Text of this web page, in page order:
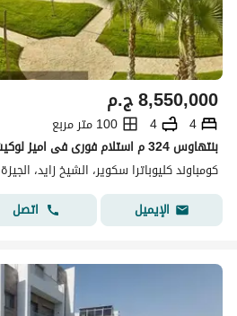
ج.م8,550,000
4
4
100 متر مربع
كومباوند كليوباترا سكوير، الشيخ زايد، الجيزة
الإيميل
اتصل